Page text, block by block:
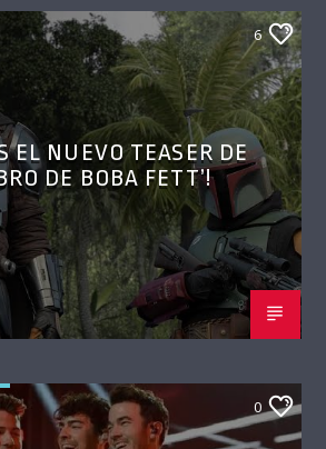
6
EL NUEVO TEASER DE
DE BOBA FETT’!
0